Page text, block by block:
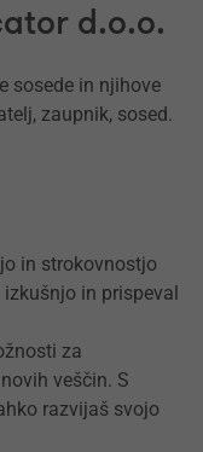
d.o.o.
sosede in njihove
zaupnik, sosed.
in strokovnostjo
in prispeval
za
veščin. S
razvijaš svojo